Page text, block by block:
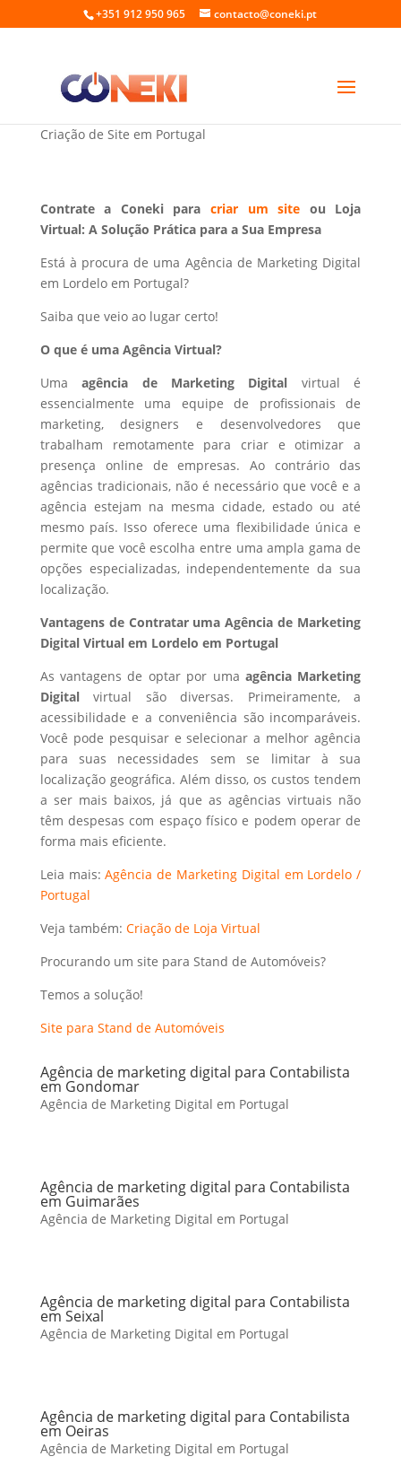
+351 912 950 965 contacto@coneki.pt
Marketing Digital em Lordelo Portugal
Criação de Site em Portugal
Contrate a Coneki para criar um site ou Loja
Virtual: A Solução Prática para a Sua Empresa
Está à procura de uma Agência de Marketing Digital
em Lordelo em Portugal?
Saiba que veio ao lugar certo!
O que é uma Agência Virtual?
Umaagência de Marketing Digital virtual é
essencialmente uma equipe de profissionais de
marketing, designers e desenvolvedores que
trabalham remotamente para criar e otimizar a
presença online de empresas. Ao contrário das
agências tradicionais, não é necessário que você e a
agência estejam na mesma cidade, estado ou até
mesmo país. Isso oferece uma flexibilidade única e
permite que você escolha entre uma ampla gama de
opções especializadas, independentemente da sua
localização.
Vantagens de Contratar uma Agência de Marketing
Digital Virtual em Lordelo em Portugal
As vantagens de optar por uma agência Marketing
Digitalvirtual são diversas. Primeiramente, a
acessibilidade e a conveniência são incomparáveis.
Você pode pesquisar e selecionar a melhor agência
para suas necessidades sem se limitar à sua
localização geográfica. Além disso, os custos tendem
a ser mais baixos, já que as agências virtuais não
têm despesas com espaço físico e podem operar de
forma mais eficiente.
Leia mais:Agência de Marketing Digital em Lordelo /
Portugal
Veja também: Criação de Loja Virtual
Procurando um site para Stand de Automóveis?
Temos a solução!
Site para Stand de Automóveis
Agência de marketing digital para Contabilista
em Gondomar
Agência de Marketing Digital em Portugal
Agência de marketing digital para Contabilista
em Guimarães
Agência de Marketing Digital em Portugal
Agência de marketing digital para Contabilista
em Seixal
Agência de Marketing Digital em Portugal
Agência de marketing digital para Contabilista
em Oeiras
Agência de Marketing Digital em Portugal